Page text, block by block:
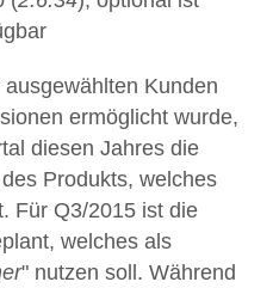
Kunden
ermöglicht wurde,
diesen Jahres die
Produkts, welches
Für Q3/2015 ist die
welches als
" nutzen soll. Während